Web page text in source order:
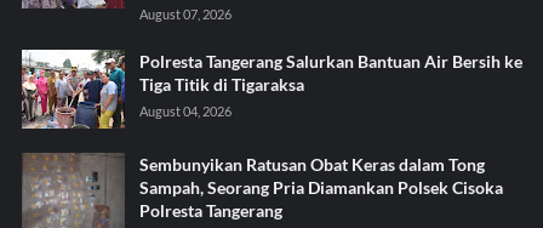
August 07, 2026
Polresta Tangerang Salurkan Bantuan Air Bersih ke
Tiga Titik di Tigaraksa ‎
August 04, 2026
Sembunyikan Ratusan Obat Keras dalam Tong
Sampah, Seorang Pria Diamankan Polsek Cisoka
Polresta Tangerang